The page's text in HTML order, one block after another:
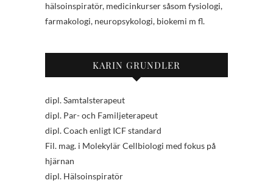
hälsoinspiratör, medicinkurser såsom fysiologi,
farmakologi, neuropsykologi, biokemi m fl.
KARIN GRUNDLER
dipl. Samtalsterapeut
dipl. Par- och Familjeterapeut
dipl. Coach enligt ICF standard
Fil. mag. i Molekylär Cellbiologi med fokus på
hjärnan
dipl. Hälsoinspiratör